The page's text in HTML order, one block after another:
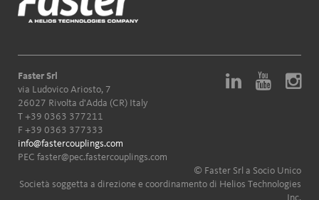
Faster Srl
via Ludovico Ariosto, 7
26027 Rivolta d'Adda (CR) Italy
T +39 0363 377211
F +39 0363 377333
info@fastercouplings.com
PEC faster@pec.fastercouplings.com
© Faster Srl a Socio Unico
Società soggetta a direzione e coordinamento di Helios Technologies
Inc.